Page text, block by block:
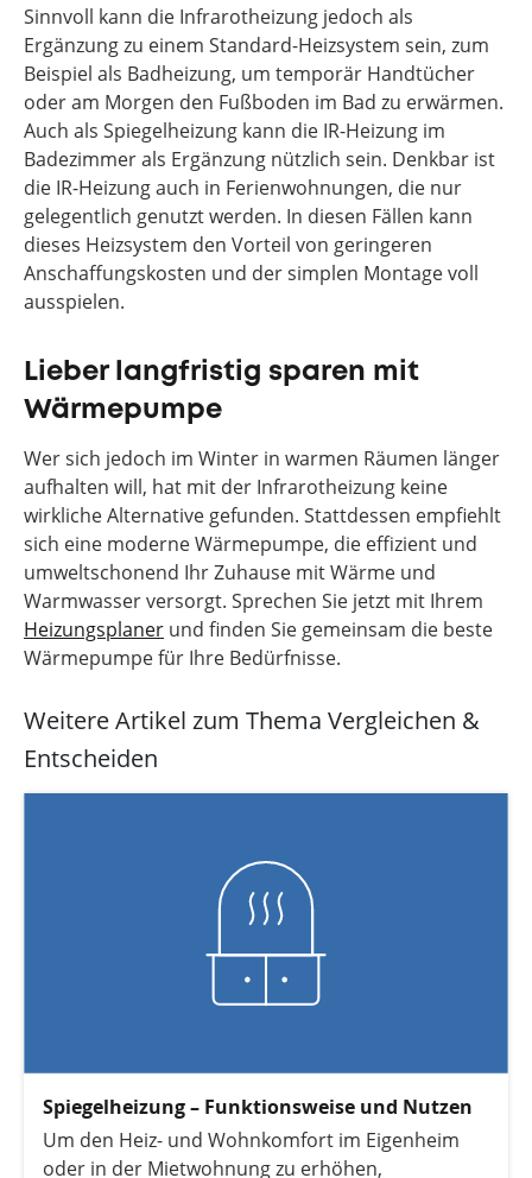
Sinnvoll kann die Infrarotheizung jedoch als
Ergänzung zu einem Standard-Heizsystem sein, zum
Beispiel als Badheizung, um temporär Handtücher
oder am Morgen den Fußboden im Bad zu erwärmen.
Auch als Spiegelheizung kann die IR-Heizung im
Badezimmer als Ergänzung nützlich sein. Denkbar ist
die IR-Heizung auch in Ferienwohnungen, die nur
gelegentlich genutzt werden. In diesen Fällen kann
dieses Heizsystem den Vorteil von geringeren
Anschaffungskosten und der simplen Montage voll
ausspielen.
Lieber langfristig sparen mit
Wärmepumpe
Wer sich jedoch im Winter in warmen Räumen länger
aufhalten will, hat mit der Infrarotheizung keine
wirkliche Alternative gefunden. Stattdessen empfiehlt
sich eine moderne Wärmepumpe, die effizient und
umweltschonend Ihr Zuhause mit Wärme und
Warmwasser versorgt. Sprechen Sie jetzt mit Ihrem
Heizungsplaner und finden Sie gemeinsam die beste
Wärmepumpe für Ihre Bedürfnisse.
Weitere Artikel zum Thema Vergleichen &
Entscheiden
Spiegelheizung – Funktionsweise und Nutzen
Um den Heiz- und Wohnkomfort im Eigenheim
oder in der Mietwohnung zu erhöhen,